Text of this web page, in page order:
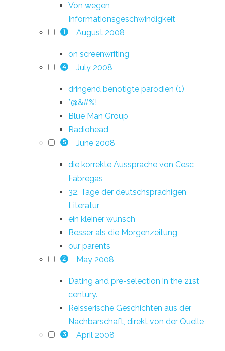
Von wegen
Informationsgeschwindigkeit
1 August 2008
on screenwriting
4 July 2008
dringend benötigte parodien (1)
*@&#%!
Blue Man Group
Radiohead
5 June 2008
die korrekte Aussprache von Cesc
Fàbregas
32. Tage der deutschsprachigen
Literatur
ein kleiner wunsch
Besser als die Morgenzeitung
our parents
2 May 2008
Dating and pre-selection in the 21st
century.
Reisserische Geschichten aus der
Nachbarschaft, direkt von der Quelle
3 April 2008